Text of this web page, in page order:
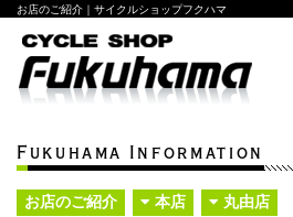
お店のご紹介｜サイクルショップフクハマ
Fukuhama Information
お店のご紹介 本店 丸由店